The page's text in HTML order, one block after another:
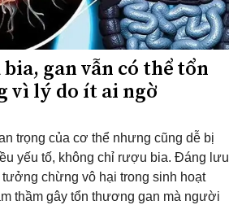
gan vẫn có thể tổn
vì lý do ít ai ngờ
trọng của cơ thể nhưng cũng dễ bị
yếu tố, không chỉ rượu bia. Đáng lưu
chừng vô hại trong sinh hoạt
thầm gây tổn thương gan mà người